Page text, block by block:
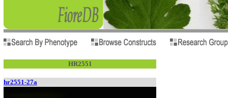
HR2551
hr2551-27a